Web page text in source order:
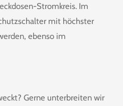
Stromkreis. Im
mit höchster
ebenso im
Gerne unterbreiten wir